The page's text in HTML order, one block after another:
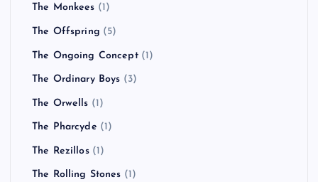
The Monkees (1)
The Offspring (5)
The Ongoing Concept(1)
The Ordinary Boys (3)
The Orwells (1)
The Pharcyde (1)
The Rezillos(1)
The Rolling Stones (1)